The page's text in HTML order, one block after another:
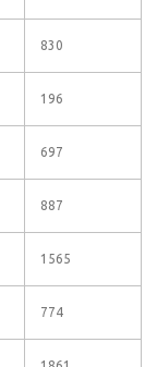
830
196
697
887
1565
774